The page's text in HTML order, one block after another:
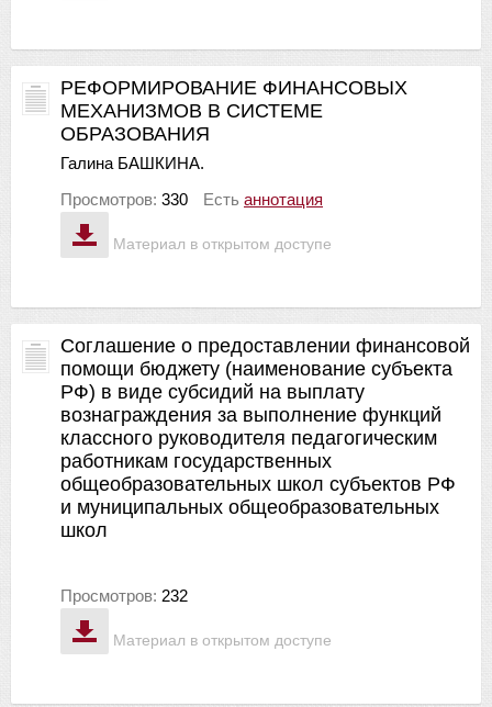
Материал в открытом доступе
РЕФОРМИРОВАНИЕ ФИНАНСОВЫХ
МЕХАНИЗМОВ В СИСТЕМЕ
ОБРАЗОВАНИЯ
Галина БАШКИНА.
Просмотров: 330 Есть аннотация
Материал в открытом доступе
Соглашение о предоставлении финансовой
помощи бюджету (наименование субъекта
РФ) в виде субсидий на выплату
вознаграждения за выполнение функций
классного руководителя педагогическим
работникам государственных
общеобразовательных школ субъектов РФ
и муниципальных общеобразовательных
школ
Просмотров: 232